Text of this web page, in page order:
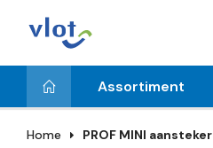
Assortiment
Home PROF MINI aansteker